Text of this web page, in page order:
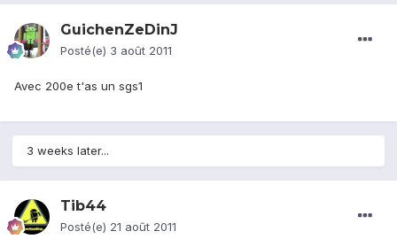
GuichenZeDinJ
Posté(e) 3 août 2011
Avec 200e t'as un sgs1
3 weeks later...
Tib44
Posté(e) 21 août 2011